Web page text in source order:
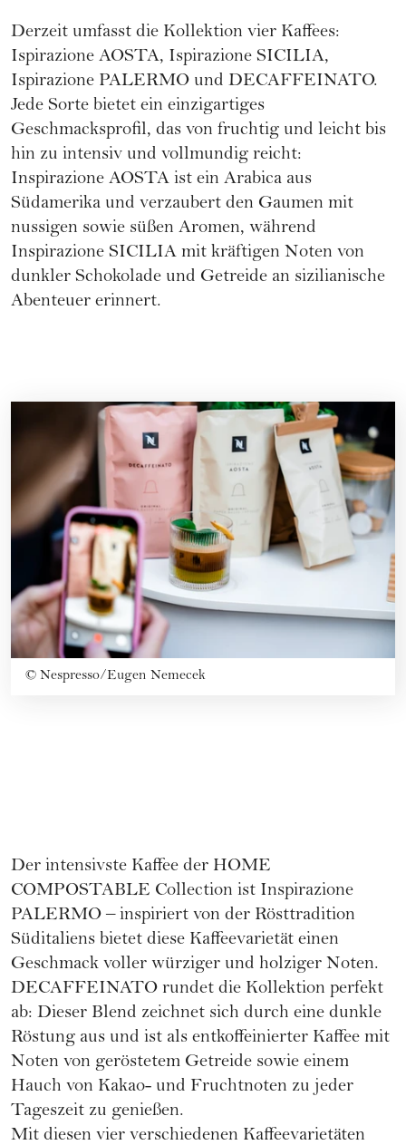
Derzeit umfasst die Kollektion vier Kaffees:
Ispirazione AOSTA, Ispirazione SICILIA,
Ispirazione PALERMO und DECAFFEINATO.
Jede Sorte bietet ein einzigartiges
Geschmacksprofil, das von fruchtig und leicht bis
hin zu intensiv und vollmundig reicht:
Inspirazione AOSTA ist ein Arabica aus
Südamerika und verzaubert den Gaumen mit
nussigen sowie süßen Aromen, während
Inspirazione SICILIA mit kräftigen Noten von
dunkler Schokolade und Getreide an sizilianische
Abenteuer erinnert.
© Nespresso/Eugen Nemecek
Der intensivste Kaffee der HOME
COMPOSTABLE Collection ist Inspirazione
PALERMO – inspiriert von der Rösttradition
Süditaliens bietet diese Kaffeevarietät einen
Geschmack voller würziger und holziger Noten.
DECAFFEINATO rundet die Kollektion perfekt
ab: Dieser Blend zeichnet sich durch eine dunkle
Röstung aus und ist als entkoffeinierter Kaffee mit
Noten von geröstetem Getreide sowie einem
Hauch von Kakao- und Fruchtnoten zu jeder
Tageszeit zu genießen.
Mit diesen vier verschiedenen Kaffeevarietäten